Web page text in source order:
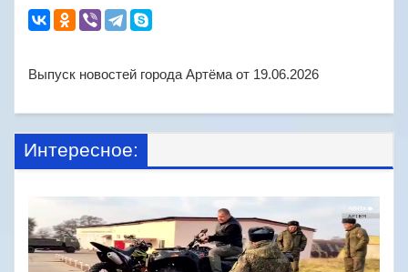
Выпуск новостей города Артёма от 19.06.2026
Интересное: